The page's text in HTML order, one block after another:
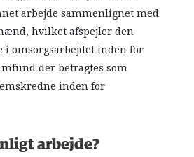
arbejde sammenlignet med
hvilket afspejler den
i omsorgsarbejdet inden for
der betragtes som
inden for
arbejde?